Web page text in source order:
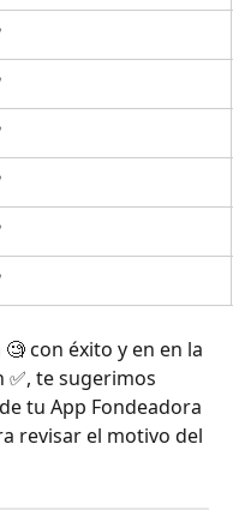
con éxito y en en la
te sugerimos
tu App Fondeadora
revisar el motivo del